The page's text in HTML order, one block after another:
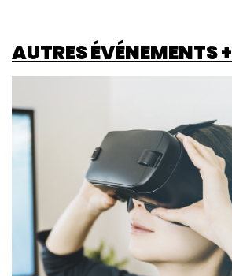
AUTRES ÉVÉNEMENTS +